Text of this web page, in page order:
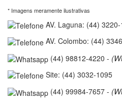
* Imagens meramente ilustrativas
AV. Laguna: (44)
AV. Colombo: (44)
(44) 98812-4220 -
Site: (44) 3032-1095
(44) 99984-7657 -